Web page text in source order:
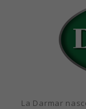
La Darmar